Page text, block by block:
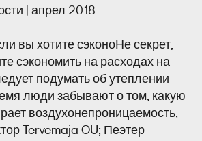
| апрел 2018
вы хотите сэконоНе секрет,
сэкономить на расходах на
подумать об утеплении
люди забывают о том, какую
воздухонепроницаемость,
Tervemaja OÜ; Пеэтер